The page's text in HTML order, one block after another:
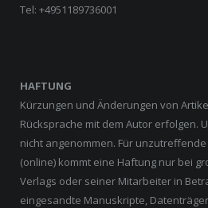
Tel: +4951189736001
HAFTUNG
Kürzungen und Änderungen von
Rücksprache mit dem Autor erfolgen.
nicht angenommen. Für unzutreffende
(online) kommt eine Haftung nur bei
Verlags oder seiner Mitarbeiter in
eingesandte Manuskripte,